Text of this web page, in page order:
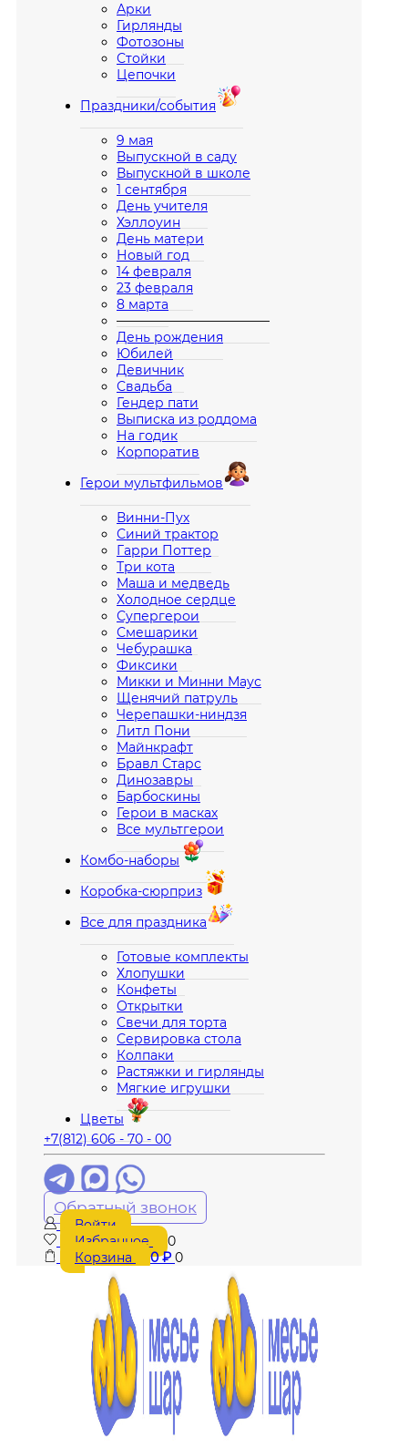
Арки
Гирлянды
Фотозоны
Стойки
Цепочки
Праздники/события
9 мая
Выпускной в саду
Выпускной в школе
1 сентября
День учителя
Хэллоуин
День матери
Новый год
14 февраля
23 февраля
8 марта
————————————
День рождения
Юбилей
Девичник
Свадьба
Гендер пати
Выписка из роддома
На годик
Корпоратив
Герои мультфильмов
Винни-Пух
Синий трактор
Гарри Поттер
Три кота
Маша и медведь
Холодное сердце
Супергерои
Смешарики
Чебурашка
Фиксики
Микки и Минни Маус
Щенячий патруль
Черепашки-ниндзя
Литл Пони
Майнкрафт
Бравл Старс
Динозавры
Барбоскины
Герои в масках
Все мультгерои
Комбо-наборы
Коробка-сюрприз
Все для праздника
Готовые комплекты
Хлопушки
Конфеты
Открытки
Свечи для торта
Сервировка стола
Колпаки
Растяжки и гирлянды
Мягкие игрушки
Цветы
+7(812) 606 - 70 - 00
Обратный звонок
Войти
Избранное
0
Корзина
0₽ 0